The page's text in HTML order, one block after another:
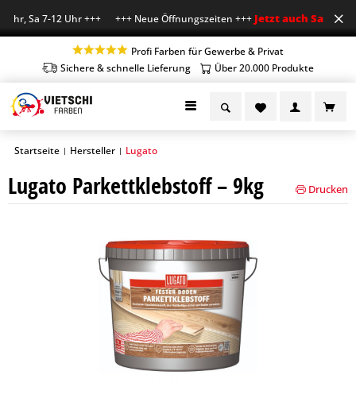
Sa 7-12 Uhr +++ +++ Neue Öffnungszeiten +++Jetzt auch Sa
Profi Farben für Gewerbe & Privat
Sichere & schnelle Lieferung
Über 20.000 Produkte
Startseite | Hersteller | Lugato
Lugato Parkettklebstoff – 9kg Drucken